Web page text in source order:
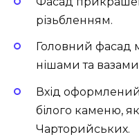
різьбленням.
Головний фасад
нішами та
Вхід
білого каменю,
Чарторийських.